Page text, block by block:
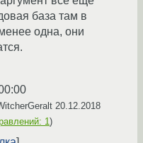
база там в
одна, они
20.12.2018
1)